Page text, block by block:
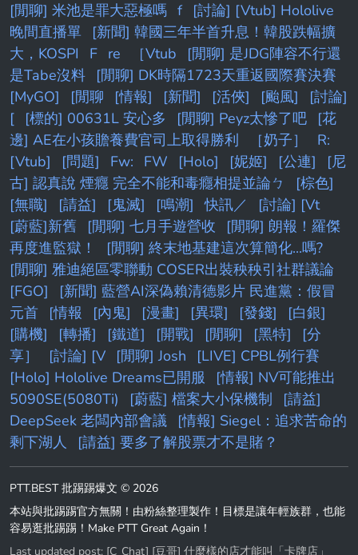
[閒聊] 米池是罪大惡極嗎 f
[討論] [Vtub] Hololive
晚間直播單
[新聞] 韓國三年半首升息！韓股跌幅擴
大，KOSPI
F re ［Vtub
[閒聊] 是JDG陣容不行還
是Tabe沒料
[閒聊] DK時隔1723天重返國際賽決賽
[MyGO]
[閒聊 [情報] [新聞] [活俠] [颱風]
[討論]
[
[標的] 00631L 安心多 [閒聊] Peyz太慘了吧
[花
邊] AE在小孩贍養費官司上取得勝利
［奶子］
R:
[Vtub]
[問題] Fw: FW [Holo] [妮姬] [公連]
[尼
古] 認真說 煙癮 完全不能和毒癮相提並論ㄅ
[棕色]
[無職]
[請益] [鬼滅] [鳴潮] 快訊／
[討論] [Vt
[蔚藍]新舊
[閒聊] 七月手遊營收
[閒聊] 朗報！羅傑
再度進監獄！
[閒聊] 終末地基建這次算簡化...嗎?
[閒聊] 雅迪絕區零聯動 COSER出裝秧秧引社群議論
[FGO]
[新聞] 藍營AI深偽賴清德影片 民進黨：假冒
元首
[情報 [內鬼] [漫畫] [異環] [發錢]
[白銀]
[購機]
[轉播] [鐵道] [開戰] [閒聊] [黑特]
[分
享］
[討論] [V [閒聊] Josh
[LIVE] CPBL例行賽
[Holo] Hololive Dreams已開服
[情報] NV可能推出
5090SE(5080Ti)
[蔚藍] 檔案大小保機制
[請益]
DeepSeek 老闆內部會議
[情報] Siegel：追求苦命的
剩下湖人
[請益] 要多了解股票才不是賭？
PTT.BEST 批踢踢爆文 © 2026
本站與批踢踢官方無關！由粉絲整理製作！目標是讓年輕族群，也能
容易逛批踢踢！Make PTT Great Again！
Last updated post: [C_Chat] [豆哥] 什麼樣的店才能叫「卡牌店」